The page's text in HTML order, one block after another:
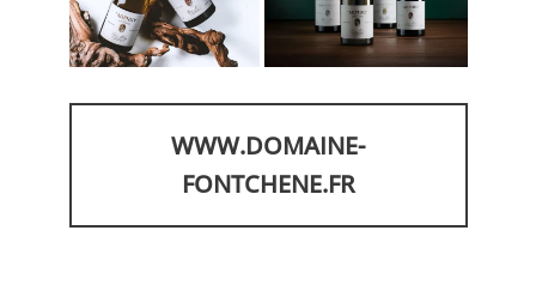
WWW.DOMAINE-
FONTCHENE.FR